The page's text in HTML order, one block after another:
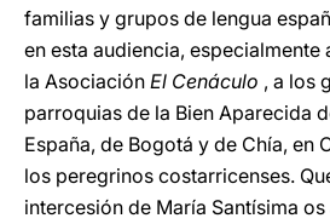
familias y grupos de lengua
en esta audiencia, especialmente
la Asociación El Cenáculo , a los
parroquias de la Bien Aparecida
España, de Bogotá y de Chía, en
los peregrinos costarricenses.
intercesión de María Santísima